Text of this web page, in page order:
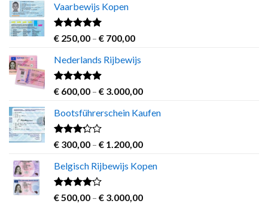
Vaarbewijs Kopen
Rated4.63
out of 5
€ 250,00 – € 700,00Price
€ 250,00
€ 700,00
Nederlands Rijbewijs
Rated4.60
out of 5
€ 600,00 – € 3.000,00Price
€ 600,00
€ 3.000,00
Bootsführerschein Kaufen
Rated
out of
5
€ 300,00 – € 1.200,00Price
€ 300,00
€ 1.200,00
Belgisch Rijbewijs Kopen
Rated
out
€500,00 – € 3.000,00Price